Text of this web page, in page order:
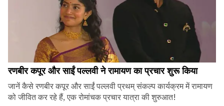
रणबीर कपूर और साईं पल्लवी ने रामायण का प्रचार शुरू किया
जानें कैसे रणबीर कपूर और साईं पल्लवी प्रथम् संकल्प कार्यक्रम में रामायण
को जीवित कर रहे हैं, एक रोमांचक प्रचार यात्रा की शुरुआत!